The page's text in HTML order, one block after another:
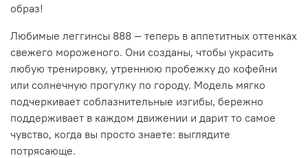
образ!
Любимые леггинсы 888 — теперь в аппетитных оттенках
свежего мороженого. Они созданы, чтобы украсить
любую тренировку, утреннюю пробежку до кофейни
или солнечную прогулку по городу. Модель мягко
подчеркивает соблазнительные изгибы, бережно
поддерживает в каждом движении и дарит то самое
чувство, когда вы просто знаете: выглядите
потрясающе.